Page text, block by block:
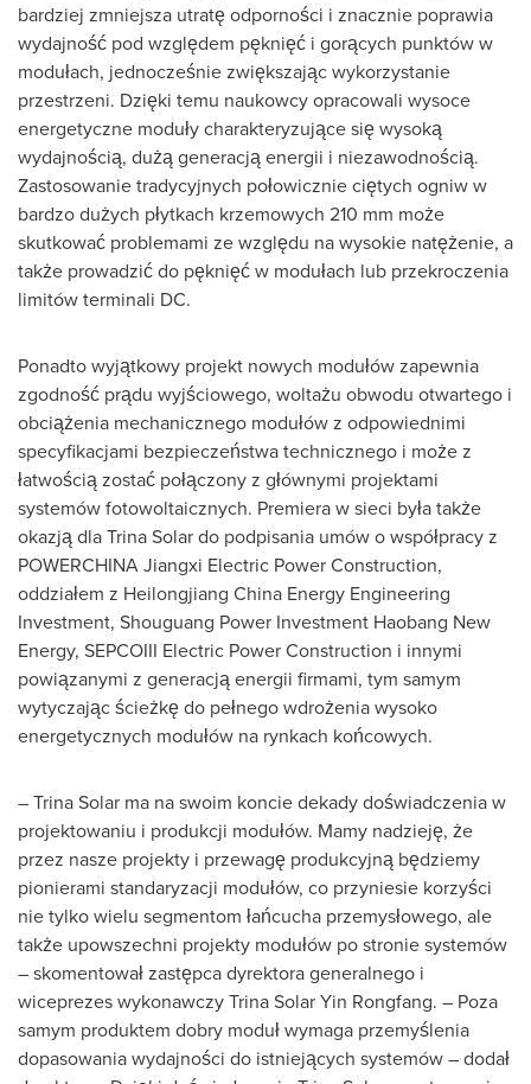
bardziej zmniejsza utratę odporności i znacznie poprawia
wydajność pod względem pęknięć i gorących punktów w
modułach, jednocześnie zwiększając wykorzystanie
przestrzeni. Dzięki temu naukowcy opracowali wysoce
energetyczne moduły charakteryzujące się wysoką
wydajnością, dużą generacją energii i niezawodnością.
Zastosowanie tradycyjnych połowicznie ciętych ogniw w
bardzo dużych płytkach krzemowych 210 mm może
skutkować problemami ze względu na wysokie natężenie, a
także prowadzić do pęknięć w modułach lub przekroczenia
limitów terminali DC.
Ponadto wyjątkowy projekt nowych modułów zapewnia
zgodność prądu wyjściowego, woltażu obwodu otwartego i
obciążenia mechanicznego modułów z odpowiednimi
specyfikacjami bezpieczeństwa technicznego i może z
łatwością zostać połączony z głównymi projektami
systemów fotowoltaicznych. Premiera w sieci była także
okazją dlaTrina Solardo podpisania umów o współpracy z
POWERCHINA Jiangxi Electric Power Construction,
oddziałem z Heilongjiang China Energy Engineering
Investment, Shouguang Power Investment Haobang New
Energy, SEPCOIII Electric Power Construction i innymi
powiązanymi z generacją energii firmami, tym samym
wytyczając ścieżkę do pełnego wdrożenia wysoko
energetycznych modułów na rynkach końcowych.
–Trina Solar ma na swoim koncie dekady doświadczenia w
projektowaniu i produkcji modułów. Mamy nadzieję, że
przez nasze projekty i przewagę produkcyjną będziemy
pionierami standaryzacji modułów, co przyniesie korzyści
nie tylko wielu segmentom łańcucha przemysłowego, ale
także upowszechni projekty modułów po stronie systemów
– skomentował zastępca dyrektora generalnego i
wiceprezes wykonawczyTrina Solar Yin Rongfang. – Poza
samym produktem dobry moduł wymaga przemyślenia
dopasowania wydajności do istniejących systemów – dodał